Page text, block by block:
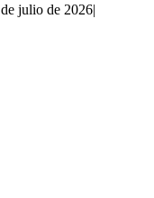
julio de 2026|